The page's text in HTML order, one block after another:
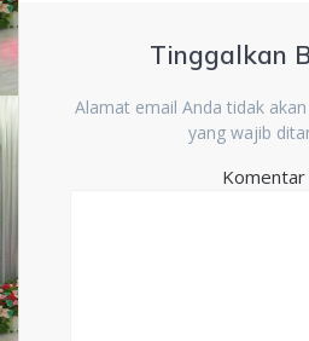
Tinggalkan
Alamat email Anda tidak
yang wajib
Komentar